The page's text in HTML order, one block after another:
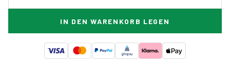
IN DEN WARENKORB LEGEN